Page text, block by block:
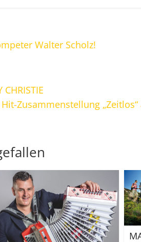
Walter Scholz!
CHRISTIE
Zusammenstellung